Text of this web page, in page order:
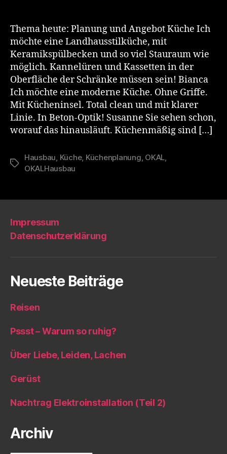
Thema heute: Planung und Angebot Küche Ich
möchte eine Landhausstilküche, mit
Keramikspülbecken und so viel Stauraum wie
möglich. Kannelüren und Kassetten in der
Oberfläche der Schränke müssen sein! Bianca
Ich möchte eine moderne Küche. Ohne Griffe.
Mit Kücheninsel. Total clean und mit klarer
Linie. In Beton-Optik! Susanne Sie sehen schon,
worauf das hinausläuft. Küchenmäßig sind […]
Schlagwörter
Hausbau Küche, Küchenplanung OKAL
OKALHausbau
Impressum
Datenschutzerklärung
Neueste Beiträge
Reisen
Pssst – Warum so ruhig?
Über Liebe, Leiden, Lachen
Gerüst
Nachtrag Elektroinstallation (Teil 2)
Archiv